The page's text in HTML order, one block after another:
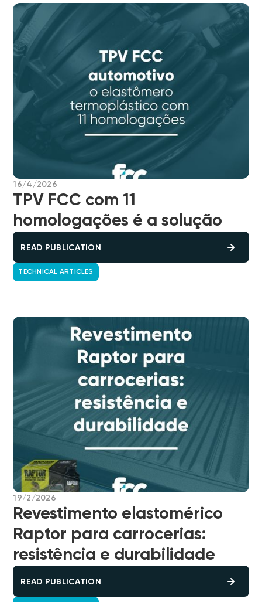
16/4/2026
TPV FCC com 11
homologações é a solução
READ PUBLICATION
TECHNICAL ARTICLES
19/2/2026
Revestimento elastomérico
Raptor para carrocerias:
resistência e durabilidade
READ PUBLICATION